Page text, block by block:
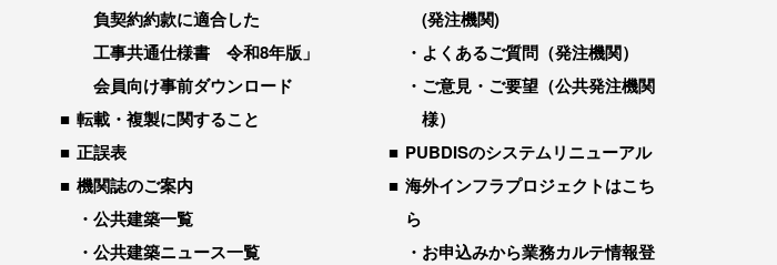
負契約約款に適合した
工事共通仕様書 令和8年版」
会員向け事前ダウンロード
転載・複製に関すること
正誤表
機関誌のご案内
公共建築一覧
公共建築ニュース一覧
(発注機関)
よくあるご質問（発注機関）
ご意見・ご要望（公共発注機関
様）
PUBDISのシステムリニューアル
海外インフラプロジェクトはこち
ら
お申込みから業務カルテ情報登